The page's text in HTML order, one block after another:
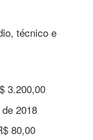
técnico e
3.200,00
2018
80,00